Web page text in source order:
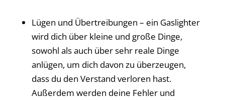
Lügen und Übertreibungen – ein Gaslighter
wird dich über kleine und große Dinge,
sowohl als auch über sehr reale Dinge
anlügen, um dich davon zu überzeugen,
dass du den Verstand verloren hast.
Außerdem werden deine Fehler und